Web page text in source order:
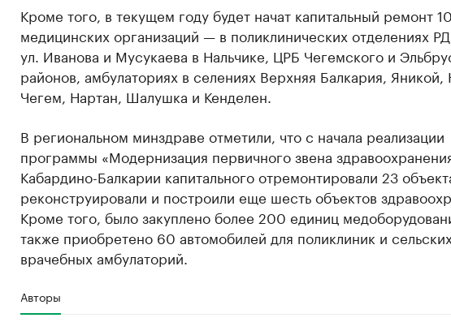
Кроме того, в текущем году будет начат капитальный ремонт
медицинских организаций — в поликлинических отделениях
ул. Иванова и Мусукаева в Нальчике, ЦРБ Чегемского и
районов, амбулаториях в селениях Верхняя Балкария,
Чегем, Нартан, Шалушка и Кенделен.
В региональном минздраве отметили, что с начала реализации
программы «Модернизация первичного звена
Кабардино-Балкарии капитального отремонтировали 23
реконструировали и построили еще шесть объектов
Кроме того, было закуплено более 200 единиц
также приобретено 60 автомобилей для поликлиник и
врачебных амбулаторий.
Авторы